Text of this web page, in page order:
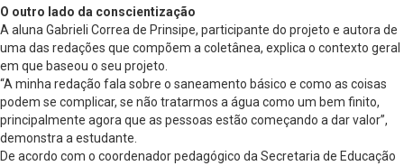
O outro lado da conscientização
A aluna Gabrieli Correa de Prinsipe, participante do projeto e autora de
uma das redações que compõem a coletânea, explica o contexto geral
em que baseou o seu projeto.
“A minha redação fala sobre o saneamento básico e como as coisas
podem se complicar, se não tratarmos a água como um bem finito,
principalmente agora que as pessoas estão começando a dar valor”,
demonstra a estudante.
De acordo com o coordenador pedagógico da Secretaria de Educação